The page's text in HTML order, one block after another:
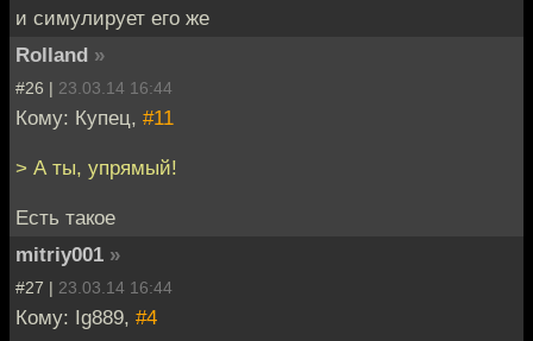
и симулирует его же
Rolland »
#26 | 23.03.14 16:44
Кому: Купец, #11
> А ты, упрямый!
Есть такое
mitriy001 »
#27 | 23.03.14 16:44
Кому: Ig889, #4